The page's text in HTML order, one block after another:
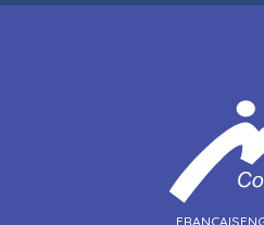
FRANÇAIS